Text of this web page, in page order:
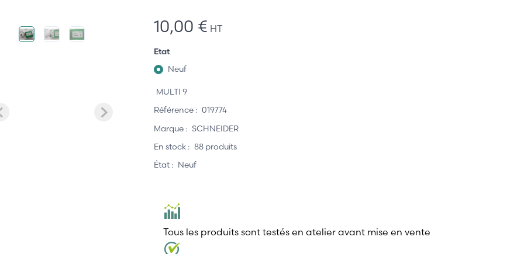
10,00 € HT
Etat
Neuf
MULTI 9
Référence : 019774
Marque : SCHNEIDER
En stock : 88 produits
État : Neuf
Tous les produits sont testés en atelier avant mise en vente